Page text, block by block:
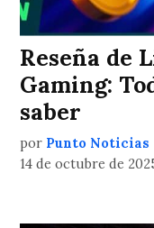
Reseña de
Gaming:
saber
por Punto Noticias
14 de octubre de